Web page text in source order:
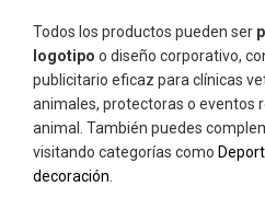
Todos los productos pueden ser
logotipo o diseño corporativo,
publicitario eficaz para clínicas
animales, protectoras o eventos
animal. También puedes
visitando categorías como
decoración